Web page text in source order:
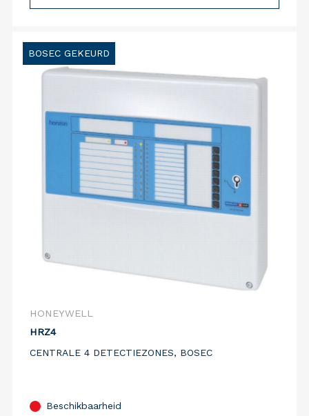
BOSEC GEKEURD
HONEYWELL
HRZ4
CENTRALE 4 DETECTIEZONES, BOSEC
Beschikbaarheid